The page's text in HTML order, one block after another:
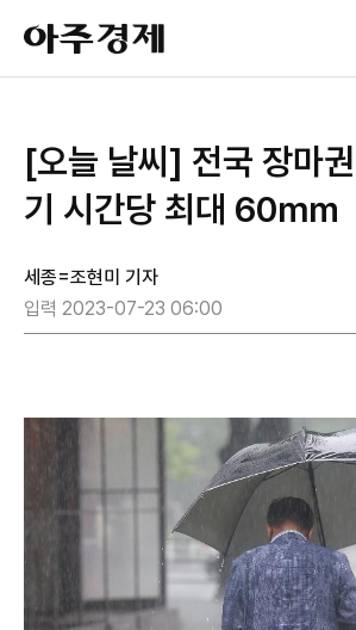
아
주
경
[오늘 날씨] 전국 장마
기 시간당 최대 60㎜
세종=조현미 기자
입력 2023-07-23 06:00